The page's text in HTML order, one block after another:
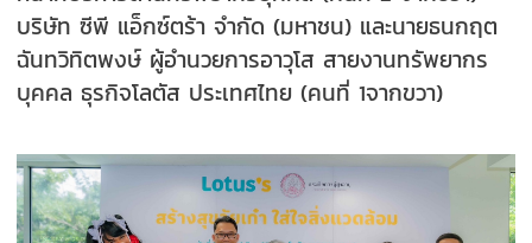
บริษัท ซีพี แอ็กซ์ตร้า จำกัด (มหาชน) และนายธนกฤต
ฉันทวิทิตพงษ์ ผู้อำนวยการอาวุโส สายงานทรัพยากร
บุคคล ธุรกิจโลตัส ประเทศไทย (คนที่ 1จากขวา)